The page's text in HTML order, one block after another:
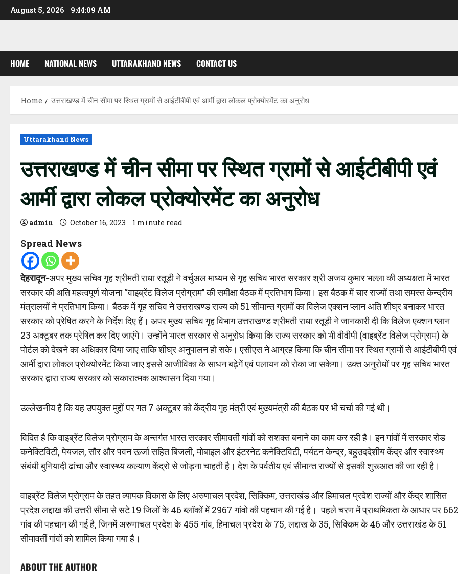
Skip
to
August 5, 2026 9:44:10 AM
HOME NATIONAL NEWS UTTARAKHAND NEWS CONTACT US
Home उत्तराखण्ड में चीन सीमा पर स्थित ग्रामों से आईटीबीपी एवं आर्मी द्वारा लोकल प्रोक्योरमेंट का अनुरोध
Uttarakhand News
उत्तराखण्ड में चीन सीमा पर स्थित ग्रामों से आईटीबीपी एवं
आर्मी द्वारा लोकल प्रोक्योरमेंट का अनुरोध
admin October 16, 2023 1 minute read
Spread News
देहरादून-अपर मुख्य सचिव गृह श्रीमती राधा रतूड़ी ने वर्चुअल माध्यम से गृह सचिव भारत सरकार श्री अजय कुमार भल्ला की अध्यक्षता में भारत
सरकार की अति महत्वपूर्ण योजना ‘‘वाइब्रेंट विलेज प्रोग्राम’’ की समीक्षा बैठक में प्रतिभाग किया। इस बैठक में चार राज्यों तथा समस्त केन्द्रीय
मंत्रालयों ने प्रतिभाग किया। बैठक में गृह सचिव ने उत्तराखण्ड राज्य को 51 सीमान्त ग्रामों का विलेज एक्शन प्लान अति शीघ्र बनाकर भारत
सरकार को प्रेषित करने के निर्देश दिए हैं। अपर मुख्य सचिव गृह विभाग उत्तराखण्ड श्रीमती राधा रतूड़ी ने जानकारी दी कि विलेज एक्शन प्लान
23 अक्टूबर तक प्रेषित कर दिए जाएंगे। उन्होंने भारत सरकार से अनुरोध किया कि राज्य सरकार को भी वीवीपी (वाइब्रेंट विलेज प्रोग्राम) के
पोर्टल को देखने का अधिकार दिया जाए ताकि शीघ्र अनुपालन हो सके। एसीएस ने आग्रह किया कि चीन सीमा पर स्थित ग्रामों से आईटीबीपी एवं
आर्मी द्वारा लोकल प्रोक्योरमेंट किया जाए इससे आजीविका के साधन बढ़ेगें एवं पलायन को रोका जा सकेगा। उक्त अनुरोधों पर गृह सचिव भारत
सरकार द्वारा राज्य सरकार को सकारात्मक आश्वासन दिया गया।
उल्लेखनीय है कि यह उपयुक्त मुद्दों पर गत 7 अक्टूबर को केंद्रीय गृह मंत्री एवं मुख्यमंत्री की बैठक पर भी चर्चा की गई थी।
विदित है कि वाइब्रेंट विलेज प्रोग्राम के अन्तर्गत भारत सरकार सीमावर्ती गांवों को सशक्त बनाने का काम कर रही है। इन गांवों में सरकार रोड
कनेक्टिविटी, पेयजल, सौर और पवन ऊर्जा सहित बिजली, मोबाइल और इंटरनेट कनेक्टिविटी, पर्यटन केन्द्र, बहुउददेशीय केंद्र और स्वास्थ्य
संबंधी बुनियादी ढांचा और स्वास्थ्य कल्याण केंद्रो से जोड़ना चाहती है। देश के पर्वतीय एवं सीमान्त राज्यों से इसकी शुरूआत की जा रही है।
वाइब्रेंट विलेज प्रोग्राम के तहत व्यापक विकास के लिए अरुणाचल प्रदेश, सिक्किम, उत्तराखंड और हिमाचल प्रदेश राज्यों और केंद्र शासित
प्रदेश लद्दाख की उत्तरी सीमा से सटे 19 जिलों के 46 ब्लॉकों में 2967 गांवो की पहचान की गई है। पहले चरण में प्राथमिकता के आधार पर 662
गांव की पहचान की गई है, जिनमें अरुणाचल प्रदेश के 455 गांव, हिमाचल प्रदेश के 75, लद्दाख के 35, सिक्किम के 46 और उत्तराखंड के 51
सीमावर्ती गांवों को शामिल किया गया है।
ABOUT THE AUTHOR